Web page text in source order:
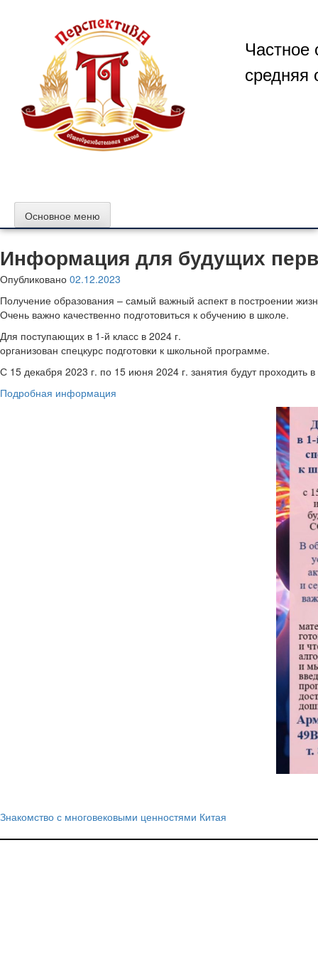
содержимому
Частное
средняя
Основное меню
Информация для будущих
Опубликовано 02.12.2023
Получение образования – самый важный аспект в построении
Очень важно качественно подготовиться к обучению в школе.
Для поступающих в 1-й класс в 2024 г.
организован спецкурс подготовки к школьной программе.
С 15 декабря 2023 г. по 15 июня 2024 г. занятия будут
Подробная информация
Знакомство с многовековыми ценностями Китая